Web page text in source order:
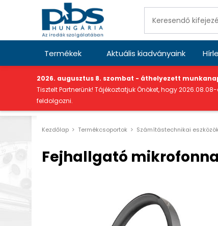
Termékek Aktuális kiadványaink
2026. augusztus 8. szombat - áthelyezett
Tisztelt Partnerünk! Tájékoztatjuk Önöket, hogy
feldolgozni.
Kezdőlap Termékcsoportok Számítástechnikai
Fejhallgató